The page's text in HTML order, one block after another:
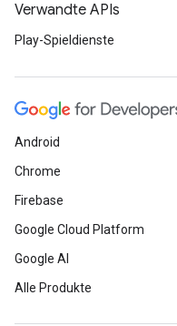
Verwandte APIs
Play-Spieldienste
Android
Chrome
Firebase
Google Cloud Platform
Google AI
Alle Produkte